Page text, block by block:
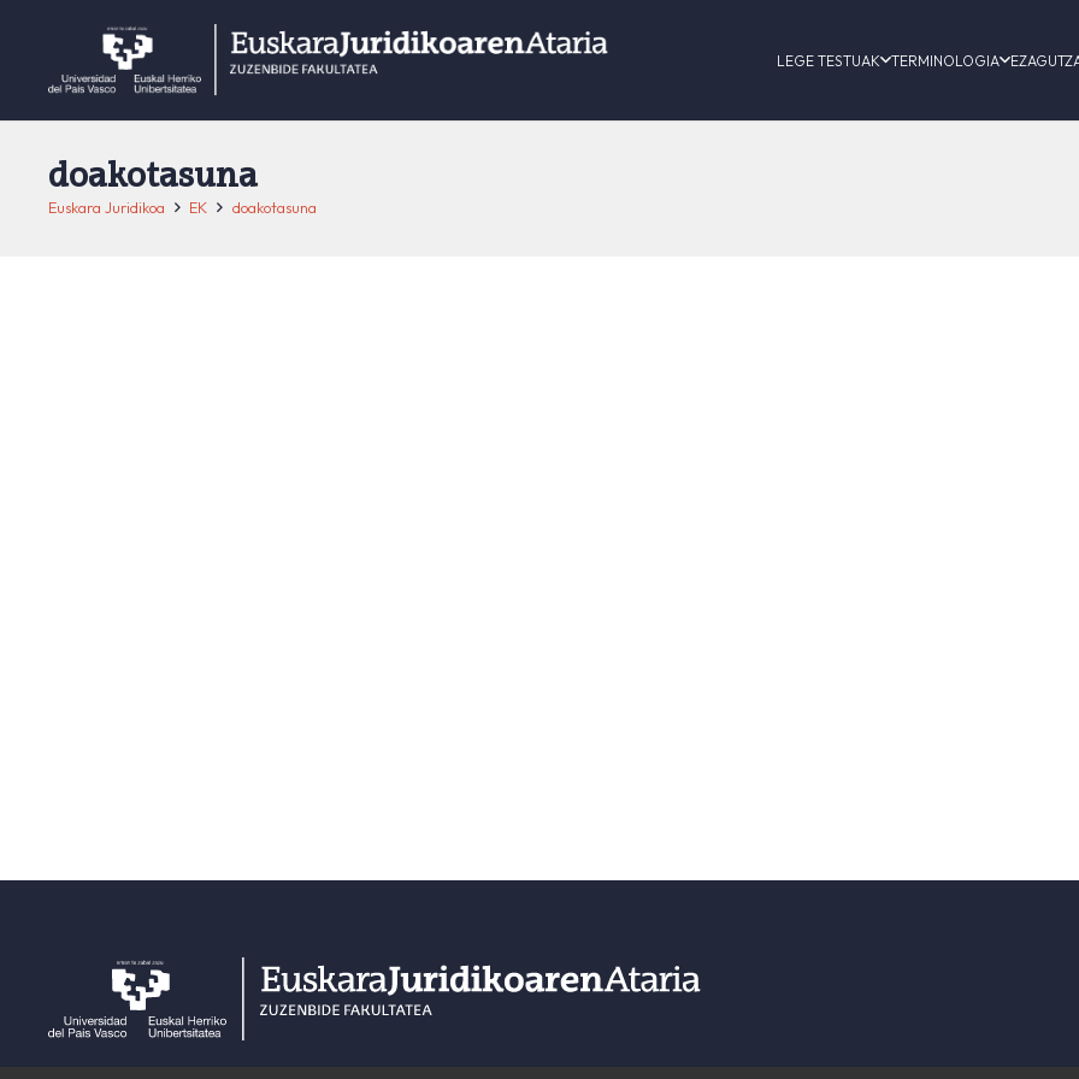
LEGE TESTUAK TERMINOLOGIA
doakotasuna
Euskara Juridikoa EK doakotasuna